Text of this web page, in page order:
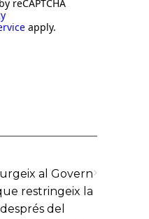
reCAPTCHA
apply.
al Govern
restringeix la
del